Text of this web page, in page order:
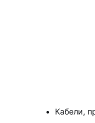
Кабели,